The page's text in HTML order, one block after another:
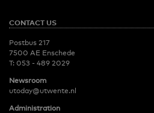
CONTACT US
Postbus 217
7500 AE Enschede
T: 053 - 489 2029
Newsroom
utoday@utwente.nl
Administration